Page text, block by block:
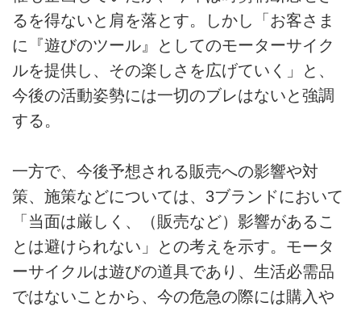
るを得ないと肩を落とす。しかし「お客さま
に『遊びのツール』としてのモーターサイク
ルを提供し、その楽しさを広げていく」と、
今後の活動姿勢には一切のブレはないと強調
する。
一方で、今後予想される販売への影響や対
策、施策などについては、3ブランドにおいて
「当面は厳しく、（販売など）影響があるこ
とは避けられない」との考えを示す。モータ
ーサイクルは遊びの道具であり、生活必需品
ではないことから、今の危急の際には購入や